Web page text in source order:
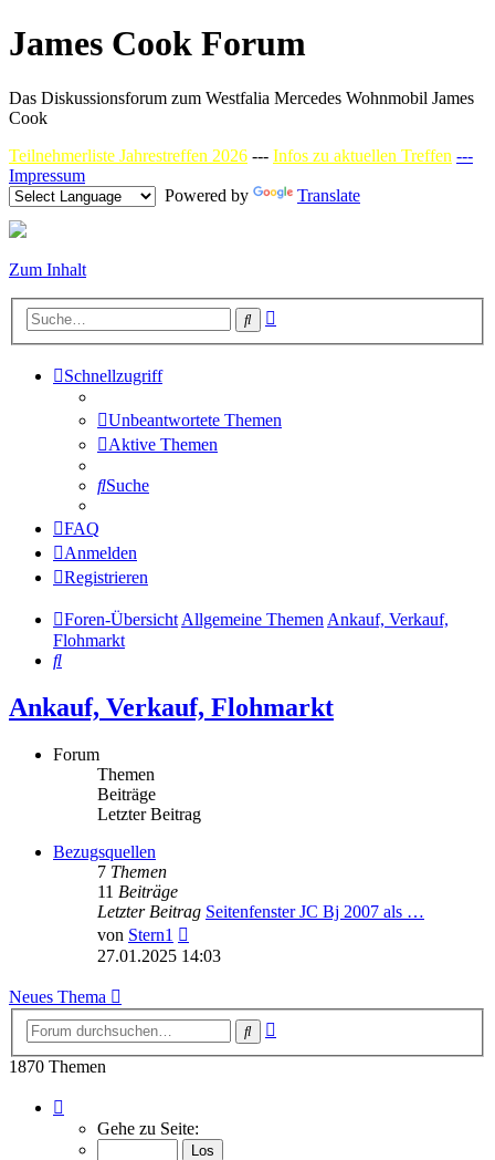
James Cook Forum
Das Diskussionsforum zum Westfalia Mercedes Wohnmobil James
Cook
Teilnehmerliste Jahrestreffen 2026 --- Infos zu aktuellen Treffen ---
Impressum
Powered by
Translate
Zum Inhalt
Suche
Schnellzugriff
Unbeantwortete Themen
Aktive Themen
Suche
FAQ
Anmelden
Registrieren
Foren-ÜbersichtAllgemeine ThemenAnkauf, Verkauf,
Flohmarkt
Suche
Ankauf, Verkauf, Flohmarkt
Forum
Themen
Beiträge
Letzter Beitrag
Bezugsquellen
7 Themen
11 Beiträge
Letzter Beitrag Seitenfenster JC Bj 2007 als …
von Stern1
Beitrag
27.01.2025 14:03
Neues Thema
Suche
1870 Themen
von
Gehe zu Seite: